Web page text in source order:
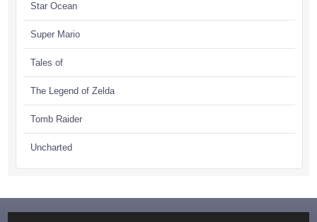
Star Ocean
Super Mario
Tales of
The Legend of Zelda
Tomb Raider
Uncharted